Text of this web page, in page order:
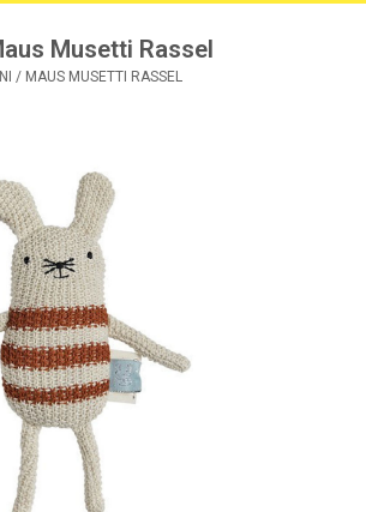
Musetti Rassel
/ MAUS MUSETTI RASSEL